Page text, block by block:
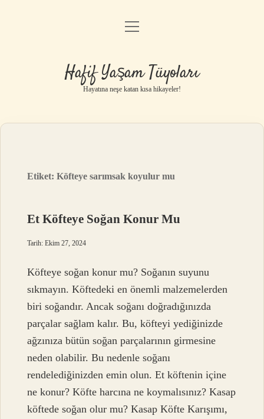
Anasayfa
Yasal Uyarı
menüyü
Hafif Yaşam Tüyoları
Hayatına neşe katan kısa hikayeler!
Etiket:Köfteye sarımsak koyulur mu
Et Köfteye Soğan Konur Mu
Tarih: Ekim 27, 2024
Köfteye soğan konur mu? Soğanın suyunu
sıkmayın. Köftedeki en önemli malzemelerden
biri soğandır. Ancak soğanı doğradığınızda
parçalar sağlam kalır. Bu, köfteyi yediğinizde
ağzınıza bütün soğan parçalarının girmesine
neden olabilir. Bu nedenle soğanı
rendelediğinizden emin olun. Et köftenin içine
ne konur? Köfte harcına ne koymalısınız? Kasap
köftede soğan olur mu? Kasap Köfte Karışımı,